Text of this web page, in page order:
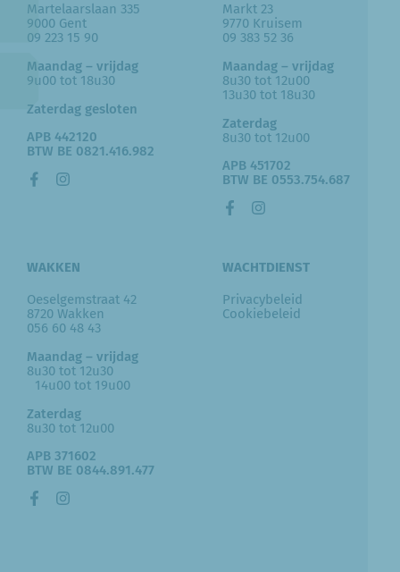
Martelaarslaan 335
9000 Gent
09 223 15 90
Maandag – vrijdag
9u00 tot 18u30
Zaterdag gesloten
APB 442120
BTW BE 0821.416.982
Markt 23
9770 Kruisem
09 383 52 36
Maandag – vrijdag
8u30 tot 12u00
13u30 tot 18u30
Zaterdag
8u30 tot 12u00
APB 451702
BTW BE 0553.754.687
WAKKEN
Oeselgemstraat 42
8720 Wakken
056 60 48 43
Maandag – vrijdag
8u30 tot 12u30
14u00 tot 19u00
Zaterdag
8u30 tot 12u00
APB 371602
BTW BE 0844.891.477
WACHTDIENST
Privacybeleid
Cookiebeleid